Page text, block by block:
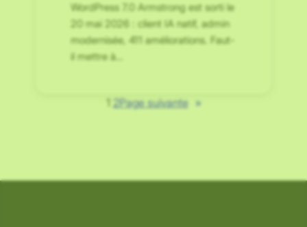
WordPress 7.0 Armstrong est sorti le
20 mai 2026 : client IA natif, admin
modernisée, 411 améliorations. Faut-
il mettre à…
2Page suivante »